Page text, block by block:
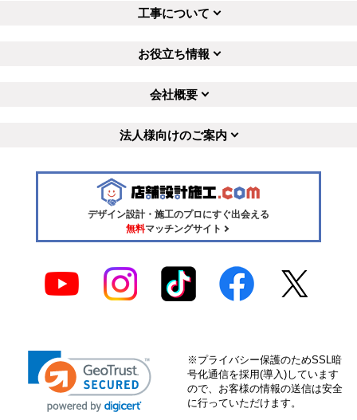
工事について
お役立ち情報
会社概要
法人様向けのご案内
デザイン設計・施工のプロにすぐ出会える
無料マッチングサイト
※プライバシー保護のためSSL暗
号化通信を採用(導入)しています
ので、お客様の情報の送信は安全
に行っていただけます。